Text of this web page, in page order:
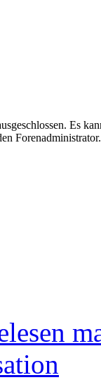
Es
Forenadministrator.